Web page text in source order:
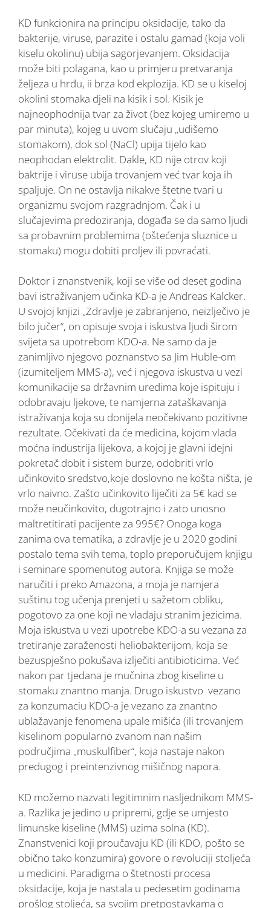
KD funkcionira na principu oksidacije, tako da
bakterije, viruse, parazite i ostalu gamad (koja voli
kiselu okolinu) ubija sagorjevanjem. Oksidacija
može biti polagana, kao u primjeru pretvaranja
željeza u hrđu, ii brza kod ekplozija. KD se u kiseloj
okolini stomaka djeli na kisik i sol. Kisik je
najneophodnija tvar za život (bez kojeg umiremo u
par minuta), kojeg u uvom slučaju „udišemo
stomakom), dok sol (NaCl) upija tijelo kao
neophodan elektrolit. Dakle, KD nije otrov koji
baktrije i viruse ubija trovanjem već tvar koja ih
spaljuje. On ne ostavlja nikakve štetne tvari u
organizmu svojom razgradnjom. Čak i u
slučajevima predoziranja, događa se da samo ljudi
sa probavnim problemima (oštećenja sluznice u
stomaku) mogu dobiti proljev ili povraćati.
Doktor i znanstvenik, koji se više od deset godina
bavi istraživanjem učinka KD-a je Andreas Kalcker.
U svojoj knjizi „Zdravlje je zabranjeno, neizlječivo je
bilo jučer“, on opisuje svoja i iskustva ljudi širom
svijeta sa upotrebom KDO-a. Ne samo da je
zanimljivo njegovo poznanstvo sa Jim Huble-om
(izumiteljem MMS-a), već i njegova iskustva u vezi
komunikacije sa državnim uredima koje ispituju i
odobravaju ljekove, te namjerna zataškavanja
istraživanja koja su donijela neočekivano pozitivne
rezultate. Očekivati da će medicina, kojom vlada
moćna industrija lijekova, a kojoj je glavni idejni
pokretač dobit i sistem burze, odobriti vrlo
učinkovito sredstvo,koje doslovno ne košta ništa, je
vrlo naivno. Zašto učinkovito liječiti za 5€ kad se
može neučinkovito, dugotrajno i zato unosno
maltretitirati pacijente za 995€? Onoga koga
zanima ova tematika, a zdravlje je u 2020 godini
postalo tema svih tema, toplo preporučujem knjigu
i seminare spomenutog autora. Knjiga se može
naručiti i preko Amazona, a moja je namjera
suštinu tog učenja prenjeti u sažetom obliku,
pogotovo za one koji ne vladaju stranim jezicima.
Moja iskustva u vezi upotrebe KDO-a su vezana za
tretiranje zaraženosti heliobakterijom, koja se
bezuspješno pokušava izlječiti antibioticima. Već
nakon par tjedana je mučnina zbog kiseline u
stomaku znantno manja. Drugo iskustvo vezano
za konzumaciu KDO-a je vezano za znantno
ublažavanje fenomena upale mišića (ili trovanjem
kiselinom popularno zvanom nan našim
područjima „muskulfiber“, koja nastaje nakon
predugog i preintenzivnog mišičnog napora.
KD možemo nazvati legitimnim nasljednikom MMS-
a. Razlika je jedino u pripremi, gdje se umjesto
limunske kiseline (MMS) uzima solna (KD).
Znanstvenici koji proučavaju KD (ili KDO, pošto se
obično tako konzumira) govore o revoluciji stoljeća
u medicini. Paradigma o štetnosti procesa
oksidacije, koja je nastala u pedesetim godinama
prošlog stoljeća, sa svojim pretpostavkama o